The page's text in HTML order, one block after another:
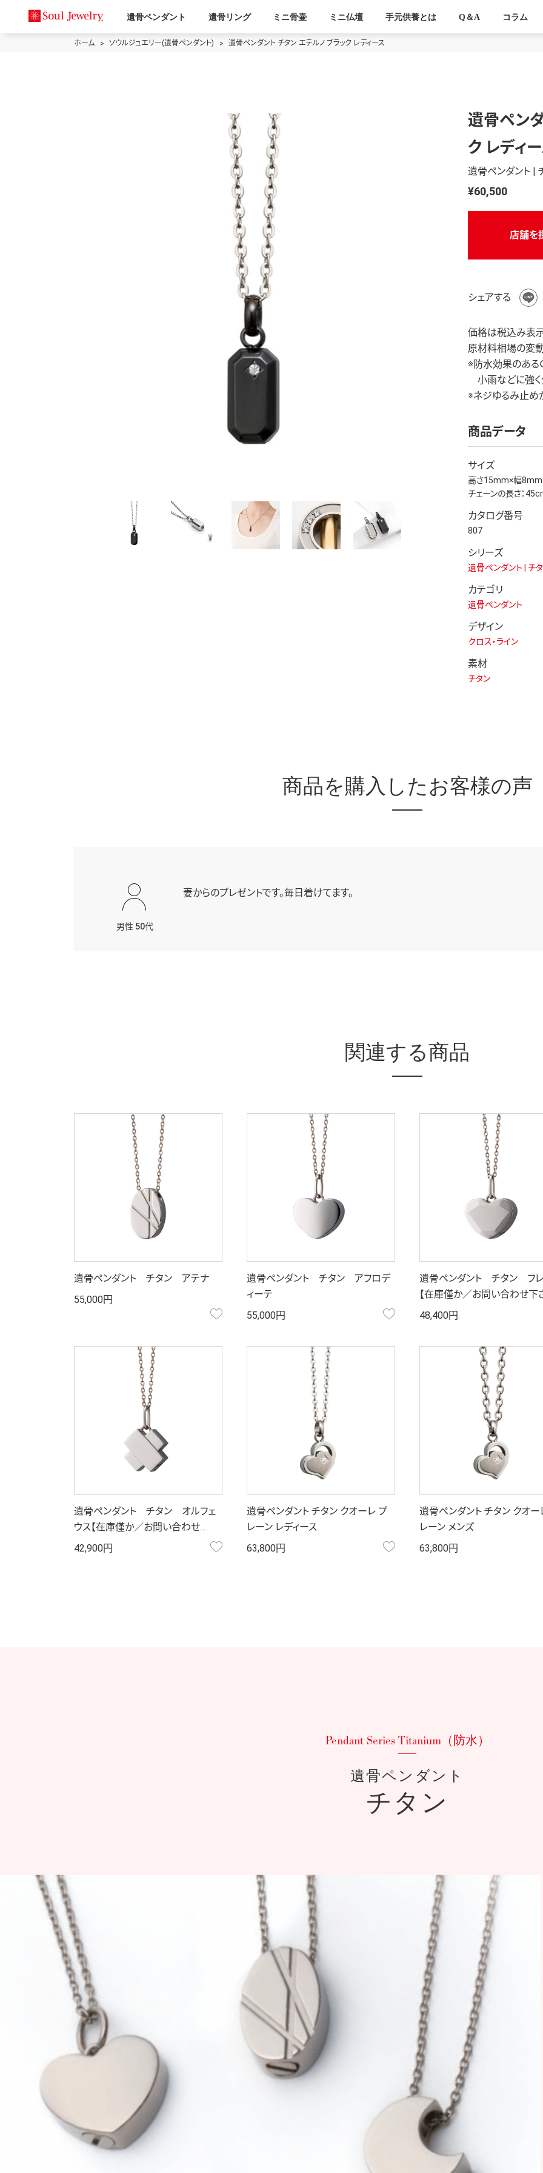
遺骨ペンダント 遺骨リング ミニ骨壷 ミニ仏壇 手元供養とは Q＆A コラム
ホーム ソウルジュエリー(遺骨ペンダント) 遺骨ペンダント チタン エテルノ ブラック レディース
遺骨ペン
ク レディ
遺骨ペンダント |
¥60,500
店舗を
シェアする
価格は税込み表
原材料相場の変
※防水効果のあ
小雨などに強く
※ネジゆるみ止め
商品データ
サイズ
高さ15mm×幅
チェーンの長さ：
カタログ番号
807
シリーズ
遺骨ペンダント | チ
カテゴリ
遺骨ペンダント
デザイン
クロス・ライン
素材
チタン
商品を購入したお客様の声
男性 50代
妻からのプレゼントです。毎日着けてます。
関連する商品
遺骨ペンダント チタン アテナ
55,000円
お気に入り
遺骨ペンダント チタン アフロデ
ィーテ
55,000円
お気に入り
遺骨ペンダント チタン フ
【在庫僅か／お問い合わせ下
48,400円
遺骨ペンダント チタン オルフェ
ウス【在庫僅か／お問い合わせ…
42,900円
お気に入り
遺骨ペンダント チタン クオーレ プ
レーン レディース
63,800円
お気に入り
遺骨ペンダント チタン クオー
レーン メンズ
63,800円
遺骨ペンダント
チタン